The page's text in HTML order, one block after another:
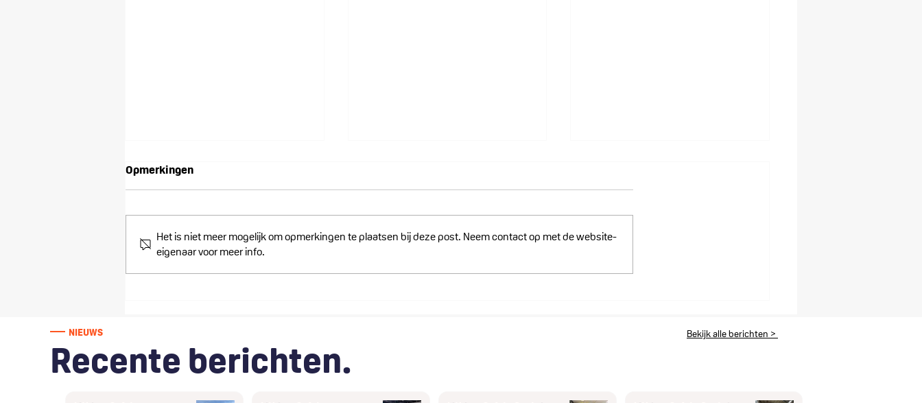
Lithium Safety Containers
opslag deelscooterbatterijen
Lithium Safety Containers op
Lithium Safety Containers
Opmerkingen
Het is niet meer mogelijk om opmerkingen te plaatsen bij deze post. Neem contact op met de website-
eigenaar voor meer info.
NIEUWS Bekijk alle berichten >
Recente berichten.